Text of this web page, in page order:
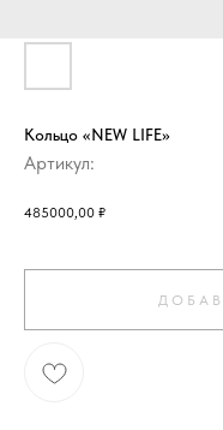
Кольцо «NEW LIFE»
Артикул:
485000,00 ₽